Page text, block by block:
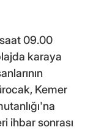
09.00
karaya
Kemer
ihbar sonrası